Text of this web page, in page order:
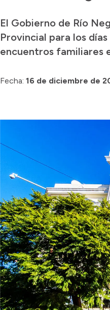
El Gobierno de Río
Provincial para los
encuentros familiares
Fecha: 16 de diciembre de